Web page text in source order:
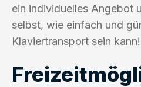
ein individuelles Angebot
selbst, wie einfach und
Klaviertransport sein kann!